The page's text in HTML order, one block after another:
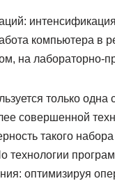
компьютера в
на лабораторно-
только одна
совершенной
такого
оптимизируя